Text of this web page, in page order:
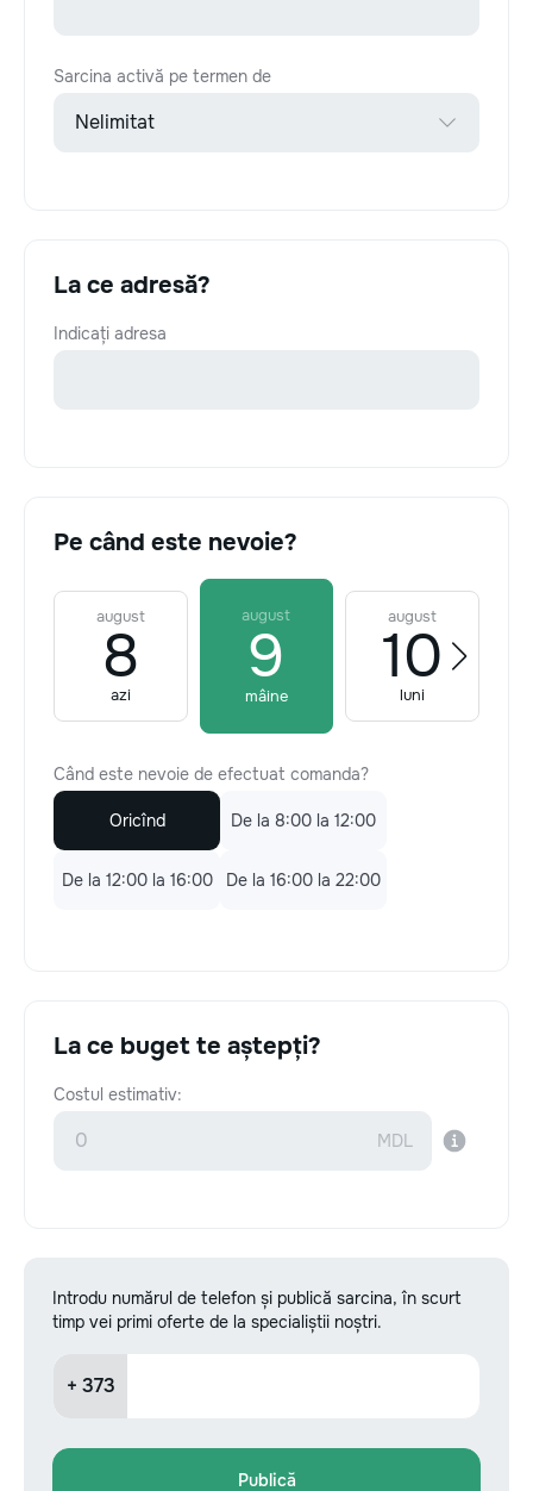
Sarcina activă pe termen de
La ce adresă?
Indicați adresa
Pe când este nevoie?
august
8
azi
august
9
mâine
august
10
luni
Când este nevoie de efectuat comanda?
Oricînd De la 8:00 la 12:00
De la 12:00 la 16:00 De la 16:00 la 22:00
La ce buget te aștepți?
Costul estimativ:
Introdu numărul de telefon și publică sarcina, în scurt
timp vei primi oferte de la specialiștii noștri.
+ 373
Publică